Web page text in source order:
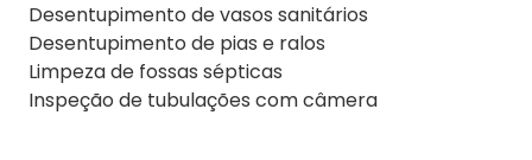
Desentupimento de vasos sanitários
Desentupimento de pias e ralos
Limpeza de fossas sépticas
Inspeção de tubulações com câmera